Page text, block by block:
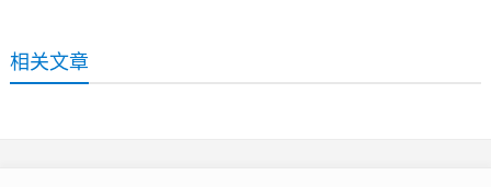
相关文章